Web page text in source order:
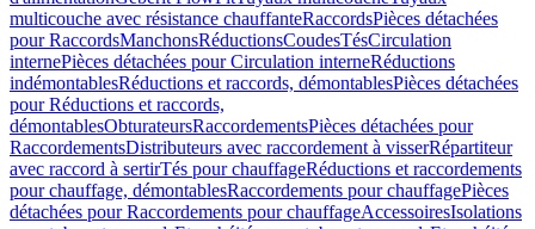
multicouche avec résistance chauffanteRaccordsPièces détachées
pour RaccordsManchonsRéductionsCoudesTésCirculation
internePièces détachées pour Circulation interneRéductions
indémontablesRéductions et raccords, démontablesPièces détachées
pour Réductions et raccords,
démontablesObturateursRaccordementsPièces détachées pour
RaccordementsDistributeurs avec raccordement à visserRépartiteur
avec raccord à sertirTés pour chauffageRéductions et raccordements
pour chauffage, démontablesRaccordements pour chauffagePièces
détachées pour Raccordements pour chauffageAccessoiresIsolations